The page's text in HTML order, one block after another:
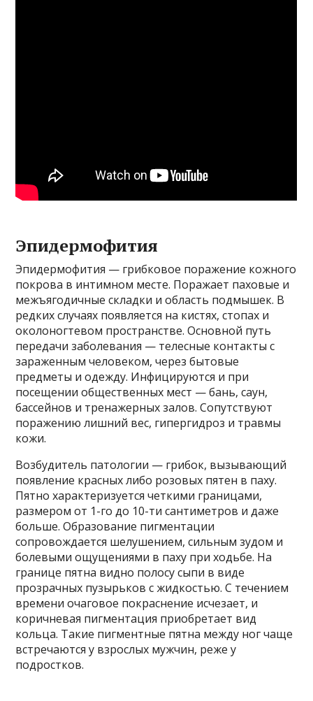
Эпидермофития
Эпидермофития — грибковое поражение кожного
покрова в интимном месте. Поражает паховые и
межъягодичные складки и область подмышек. В
редких случаях появляется на кистях, стопах и
околоногтевом пространстве. Основной путь
передачи заболевания — телесные контакты с
зараженным человеком, через бытовые
предметы и одежду. Инфицируются и при
посещении общественных мест — бань, саун,
бассейнов и тренажерных залов. Сопутствуют
поражению лишний вес, гипергидроз и травмы
кожи.
Возбудитель патологии — грибок, вызывающий
появление красных либо розовых пятен в паху.
Пятно характеризуется четкими границами,
размером от 1-го до 10-ти сантиметров и даже
больше. Образование пигментации
сопровождается шелушением, сильным зудом и
болевыми ощущениями в паху при ходьбе. На
границе пятна видно полосу сыпи в виде
прозрачных пузырьков с жидкостью. С течением
времени очаговое покраснение исчезает, и
коричневая пигментация приобретает вид
кольца. Такие пигментные пятна между ног чаще
встречаются у взрослых мужчин, реже у
подростков.